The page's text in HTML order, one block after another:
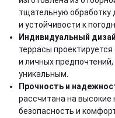
тщательную обработку
и устойчивости к
Индивидуальный
террасы
и личных
уникальным.
Прочность и
рассчитана на высокие
безопасность и